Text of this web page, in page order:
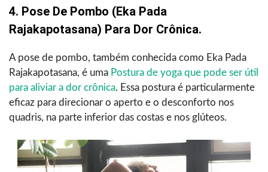
4. Pose De Pombo (eka Pada
Rajakapotasana) Para Dor Crônica.
A pose de pombo, também conhecida como Eka Pada
Rajakapotasana, é uma Postura de yoga que pode ser útil
para aliviar a dor crônica. Essa postura é particularmente
eficaz para direcionar o aperto e o desconforto nos
quadris, na parte inferior das costas e nos glúteos.